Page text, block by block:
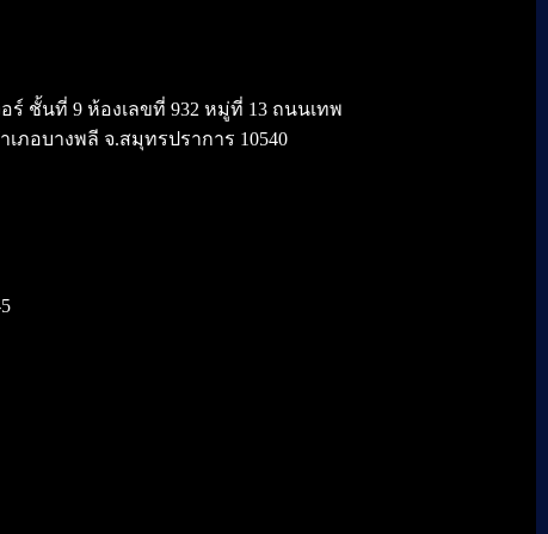
อร์ ชั้นที่ 9 ห้องเลขที่ 932 หมู่ที่ 13 ถนนเทพ
ภอบางพลี จ.สมุทรปราการ 10540